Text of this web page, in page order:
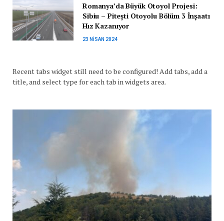
Romanya’da Büyük Otoyol Projesi:
Sibiu – Pitești Otoyolu Bölüm 3 İnşaatı
Hız Kazanıyor
23 NISAN 2024
Recent tabs widget still need to be configured! Add tabs, add a
title, and select type for each tab in widgets area.